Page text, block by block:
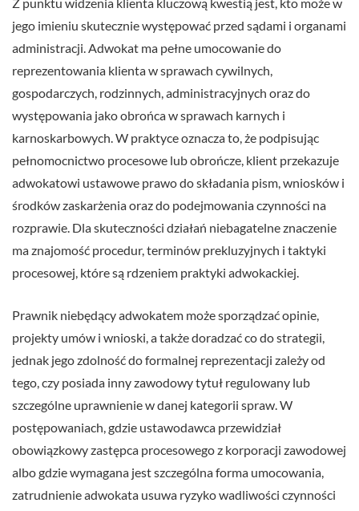
jego imieniu skutecznie występować przed sądami i organami
administracji. Adwokat ma pełne umocowanie do
reprezentowania klienta w sprawach cywilnych,
gospodarczych, rodzinnych, administracyjnych oraz do
występowania jako obrońca w sprawach karnych i
karnoskarbowych. W praktyce oznacza to, że podpisując
pełnomocnictwo procesowe lub obrończe, klient przekazuje
adwokatowi ustawowe prawo do składania pism, wniosków i
środków zaskarżenia oraz do podejmowania czynności na
rozprawie. Dla skuteczności działań niebagatelne znaczenie
ma znajomość procedur, terminów prekluzyjnych i taktyki
procesowej, które są rdzeniem praktyki adwokackiej.
Prawnik niebędący adwokatem może sporządzać opinie,
projekty umów i wnioski, a także doradzać co do strategii,
jednak jego zdolność do formalnej reprezentacji zależy od
tego, czy posiada inny zawodowy tytuł regulowany lub
szczególne uprawnienie w danej kategorii spraw. W
postępowaniach, gdzie ustawodawca przewidział
obowiązkowy zastępca procesowego z korporacji zawodowej
albo gdzie wymagana jest szczególna forma umocowania,
zatrudnienie adwokata usuwa ryzyko wadliwości czynności